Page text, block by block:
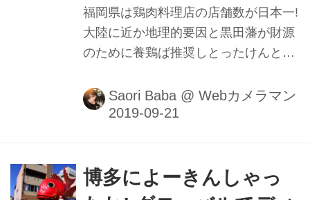
福岡県は鶏肉料理店の店舗数が日本一!
大陸に近か地理的要因と黒田藩が財源
のために養鶏ば推奨しとったけんとげ
ね〜｡また､九州は福岡牛､佐賀牛､伊万
里牛をはじめ美味しいブランド肉も!韓
今回はちかっぱ美味しくてリーズナブ
ルな肉料理のお店ば紹介するばい!■撮
Saori Baba @ Webカメラマン
博多によーきんしゃっ